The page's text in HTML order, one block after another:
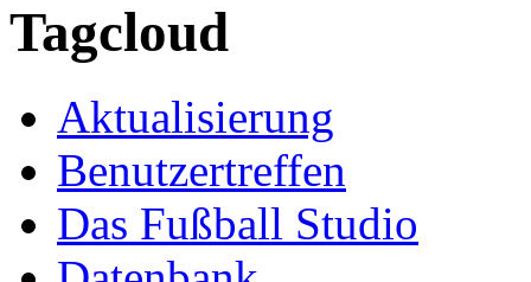
Tagcloud
Aktualisierung
Benutzertreffen
Das Fußball Studio